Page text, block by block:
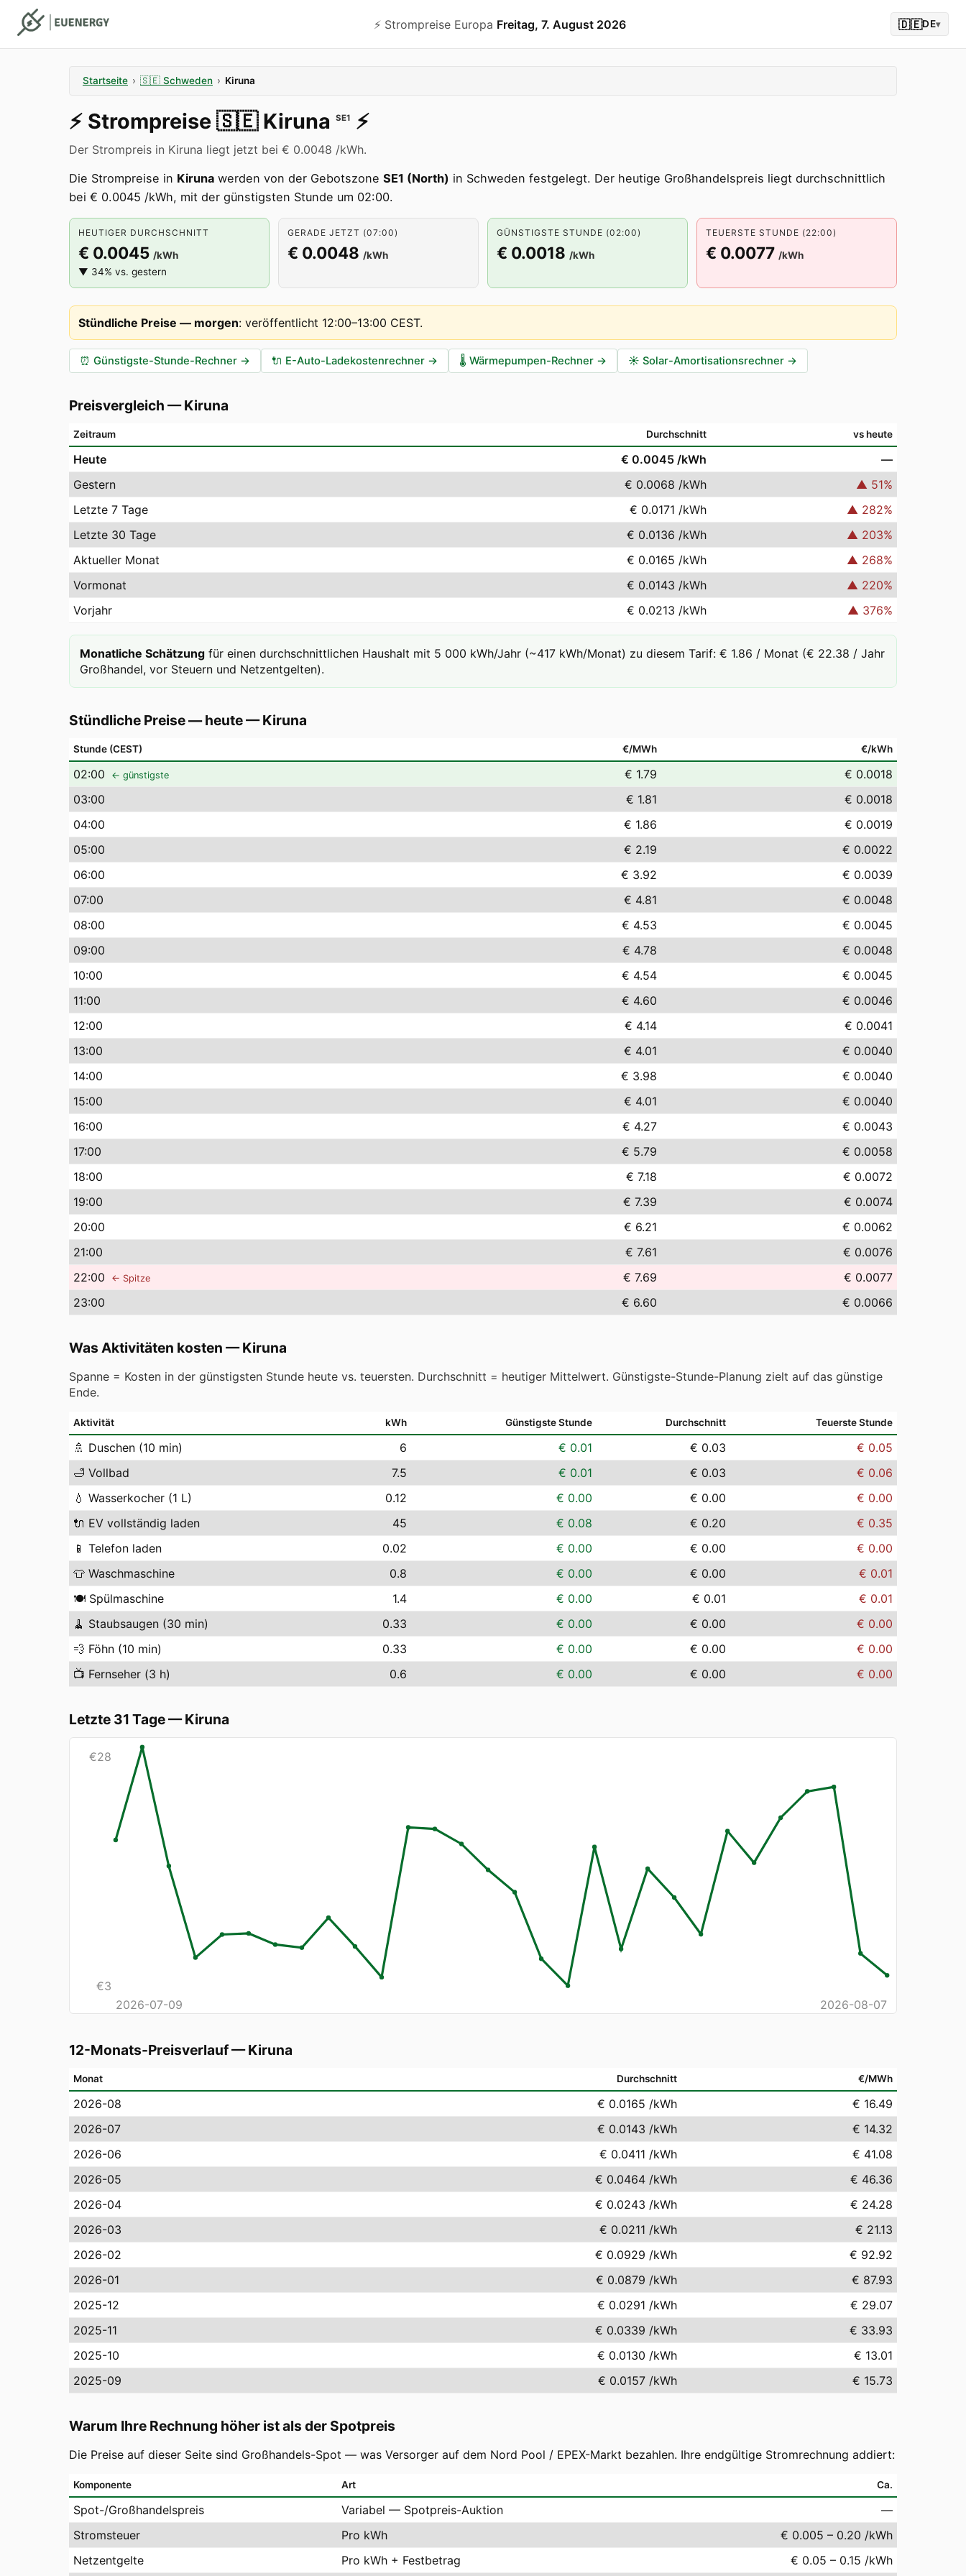
⚡️ Strompreise Europa Freitag, 7. August 2026 🇩🇪DE▾
Startseite › 🇸🇪 Schweden › Kiruna
⚡️ Strompreise 🇸🇪 Kiruna SE1 ⚡️
Der Strompreis in Kiruna liegt jetzt bei € 0.0048 /kWh.
Die Strompreise in Kiruna werden von der Gebotszone SE1 (North) in Schweden festgelegt. Der heutige Großhandelspreis liegt durchschnittlich
bei € 0.0045 /kWh, mit der günstigsten Stunde um 02:00.
HEUTIGER DURCHSCHNITT
€ 0.0045 /kWh
▼ 34% vs. gestern
GERADE JETZT (07:00)
€ 0.0048 /kWh
GÜNSTIGSTE STUNDE (02:00)
€ 0.0018 /kWh
TEUERSTE STUNDE (22:00)
€ 0.0077 /kWh
Stündliche Preise — morgen: veröffentlicht 12:00–13:00 CEST.
⏰ Günstigste-Stunde-Rechner → 🔌 E-Auto-Ladekostenrechner → 🌡️ Wärmepumpen-Rechner → ☀️ Solar-Amortisationsrechner →
Preisvergleich —Kiruna
Zeitraum Durchschnitt vs heute
Heute € 0.0045 /kWh
—
Gestern
€ 0.0068 /kWh ▲ 51%
Letzte 7 Tage
€ 0.0171 /kWh ▲ 282%
Letzte 30 Tage
€ 0.0136 /kWh ▲ 203%
Aktueller Monat
€ 0.0165 /kWh ▲ 268%
Vormonat
€ 0.0143 /kWh ▲ 220%
Vorjahr
€ 0.0213 /kWh ▲ 376%
Monatliche Schätzung für einen durchschnittlichen Haushalt mit 5 000 kWh/Jahr (~417 kWh/Monat) zu diesem Tarif: € 1.86 / Monat (€ 22.38 / Jahr
Großhandel, vor Steuern und Netzentgelten).
Stündliche Preise — heute—Kiruna
Stunde (CEST) €/MWh €/kWh
02:00 ← günstigste € 1.79
€ 0.0018
03:00 € 1.81
€ 0.0018
04:00 € 1.86
€ 0.0019
05:00 € 2.19
€ 0.0022
06:00 € 3.92
€ 0.0039
07:00 € 4.81
€ 0.0048
08:00 € 4.53
€ 0.0045
09:00 € 4.78
€ 0.0048
10:00 € 4.54
€ 0.0045
11:00 € 4.60
€ 0.0046
12:00 € 4.14
€ 0.0041
13:00 € 4.01
€ 0.0040
14:00 € 3.98
€ 0.0040
15:00 € 4.01
€ 0.0040
16:00 € 4.27
€ 0.0043
17:00 € 5.79
€ 0.0058
18:00 € 7.18
€ 0.0072
19:00 € 7.39
€ 0.0074
20:00 € 6.21
€ 0.0062
21:00 € 7.61
€ 0.0076
22:00 ← Spitze € 7.69
€ 0.0077
23:00 € 6.60 € 0.0066
Was Aktivitäten kosten —Kiruna
Spanne = Kosten in der günstigsten Stunde heute vs. teuersten. Durchschnitt = heutiger Mittelwert. Günstigste-Stunde-Planung zielt auf das günstige
Ende.
Aktivität kWh Günstigste Stunde Durchschnitt Teuerste Stunde
🚿 Duschen (10 min) 6 € 0.01 € 0.03
€ 0.05
🛁 Vollbad 7.5 € 0.01 € 0.03
€ 0.06
💧 Wasserkocher (1 L) 0.12 € 0.00 € 0.00
€ 0.00
🔌 EV vollständig laden 45 € 0.08 € 0.20
€ 0.35
📱 Telefon laden 0.02 € 0.00 € 0.00
€ 0.00
👕 Waschmaschine 0.8 € 0.00 € 0.00
€ 0.01
🍽️ Spülmaschine 1.4 € 0.00 € 0.01
€ 0.01
🧹 Staubsaugen (30 min) 0.33 € 0.00 € 0.00
€ 0.00
💨 Föhn (10 min) 0.33 € 0.00 € 0.00
€ 0.00
📺 Fernseher (3 h) 0.6 € 0.00 € 0.00 € 0.00
Letzte 31 Tage—Kiruna
€28
€3
2026-07-09
2026-08-07
12-Monats-Preisverlauf—Kiruna
Monat Durchschnitt €/MWh
2026-08 € 0.0165 /kWh
€ 16.49
2026-07
€ 0.0143 /kWh
€ 14.32
2026-06
€ 0.0411 /kWh
€ 41.08
2026-05
€ 0.0464 /kWh
€ 46.36
2026-04
€ 0.0243 /kWh
€ 24.28
2026-03
€ 0.0211 /kWh
€ 21.13
2026-02
€ 0.0929 /kWh
€ 92.92
2026-01
€ 0.0879 /kWh
€ 87.93
2025-12
€ 0.0291 /kWh
€ 29.07
2025-11
€ 0.0339 /kWh
€ 33.93
2025-10
€ 0.0130 /kWh
€ 13.01
2025-09
€ 0.0157 /kWh € 15.73
Warum Ihre Rechnung höher ist als der Spotpreis
Die Preise auf dieser Seite sind Großhandels-Spot — was Versorger auf dem Nord Pool / EPEX-Markt bezahlen. Ihre endgültige Stromrechnung addiert:
Komponente Art Ca.
Spot-/Großhandelspreis Variabel — Spotpreis-Auktion
—
Stromsteuer
Pro kWh
€ 0.005 – 0.20 /kWh
Netzentgelte
Pro kWh + Festbetrag € 0.05 – 0.15 /kWh